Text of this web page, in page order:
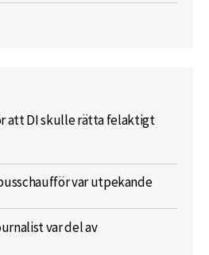
att DI skulle rätta felaktigt
var utpekande
var del av